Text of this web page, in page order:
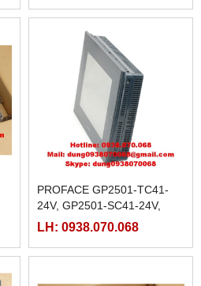
PROFACE GP2501-TC41-
24V, GP2501-SC41-24V,
GP2501-LG41-24V
LH: 0938.070.068